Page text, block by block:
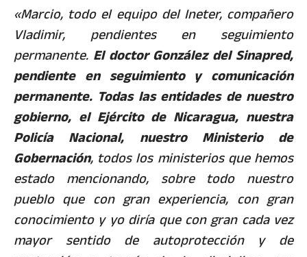
«Marcio, todo el equipo del Ineter, compañero
Vladimir, pendientes en seguimiento
permanente. El doctor González del Sinapred,
pendiente en seguimiento y comunicación
permanente. Todas las entidades de nuestro
gobierno, el Ejército de Nicaragua, nuestra
Policía Nacional, nuestro Ministerio de
Gobernación, todos los ministerios que hemos
estado mencionando, sobre todo nuestro
pueblo que con gran experiencia, con gran
conocimiento y yo diría que con gran cada vez
mayor sentido de autoprotección y de